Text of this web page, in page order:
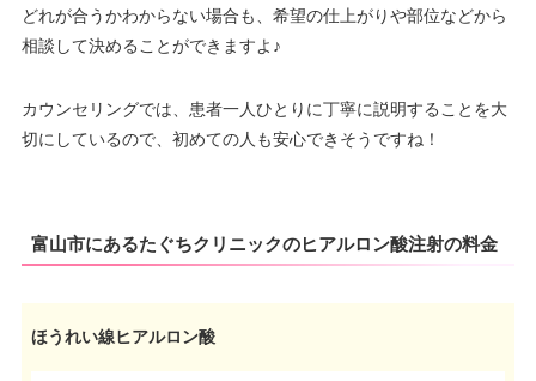
どれが合うかわからない場合も、希望の仕上がりや部位などから
相談して決めることができますよ♪
カウンセリングでは、患者一人ひとりに丁寧に説明することを大
切にしているので、初めての人も安心できそうですね！
富山市にあるたぐちクリニックのヒアルロン酸注射の料金
ほうれい線ヒアルロン酸